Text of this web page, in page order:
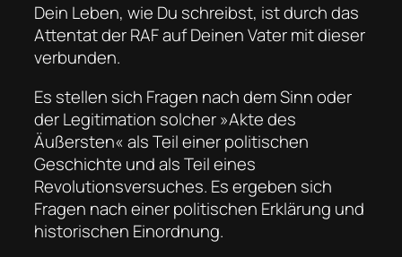
Dein Leben, wie Du schreibst, ist durch das
Attentat der RAF auf Deinen Vater mit dieser
verbunden.
Es stellen sich Fragen nach dem Sinn oder
der Legitimation solcher »Akte des
Äußersten« als Teil einer politischen
Geschichte und als Teil eines
Revolutionsversuches. Es ergeben sich
Fragen nach einer politischen Erklärung und
historischen Einordnung.